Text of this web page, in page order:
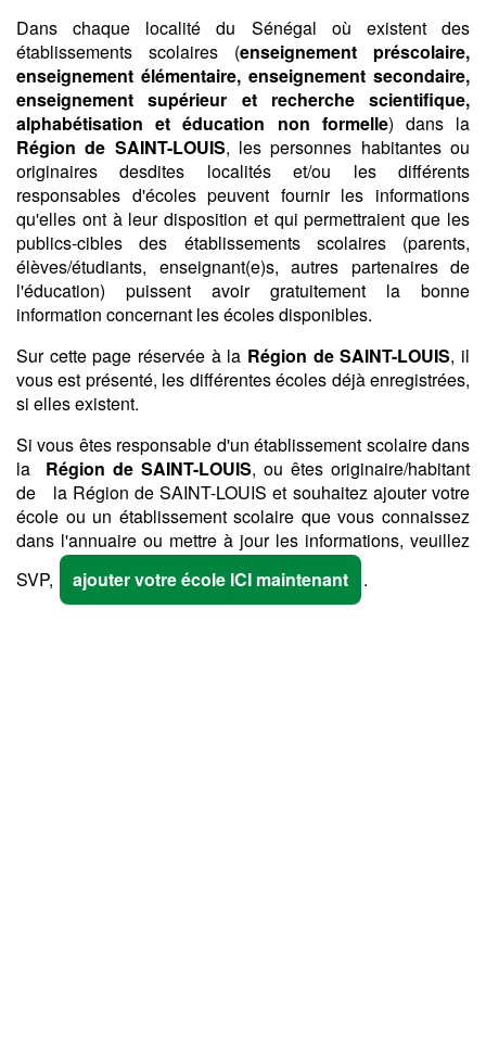
Dans chaque localité du Sénégal où existent des
établissements scolaires (enseignement préscolaire,
enseignement élémentaire, enseignement secondaire,
enseignement supérieur et recherche scientifique,
alphabétisation et éducation non formelle) dans la
Région de SAINT-LOUIS, les personnes habitantes ou
originaires desdites localités et/ou les différents
responsables d'écoles peuvent fournir les informations
qu'elles ont à leur disposition et qui permettraient que les
publics-cibles des établissements scolaires (parents,
élèves/étudiants, enseignant(e)s, autres partenaires de
l'éducation) puissent avoir gratuitement la bonne
information concernant les écoles disponibles.
Sur cette page réservée à la Région de SAINT-LOUIS, il
vous est présenté, les différentes écoles déjà enregistrées,
si elles existent.
Si vous êtes responsable d'un établissement scolaire dans
la Région de SAINT-LOUIS, ou êtes originaire/habitant
de la Région de SAINT-LOUIS et souhaitez ajouter votre
école ou un établissement scolaire que vous connaissez
dans l'annuaire ou mettre à jour les informations, veuillez
SVP,
ajouter votre école ICI maintenant .